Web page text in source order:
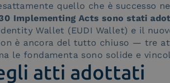
quello che è successo
Implementing Acts sono stati
Wallet (EUDI Wallet) e il
è ancora del tutto chiuso — tre
le fondamenta sono solide e
atti adottati